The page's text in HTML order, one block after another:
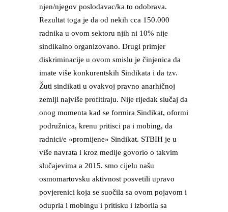
njen/njegov poslodavac/ka to odobrava.
Rezultat toga je da od nekih cca 150.000
radnika u ovom sektoru njih ni 10% nije
sindikalno organizovano. Drugi primjer
diskriminacije u ovom smislu je činjenica da
imate više konkurentskih Sindikata i da tzv.
Žuti sindikati u ovakvoj pravno anarhičnoj
zemlji najviše profitiraju. Nije rijedak slučaj da
onog momenta kad se formira Sindikat, oformi
podružnica, krenu pritisci pa i mobing, da
radnici/e «promijene» Sindikat. STBIH je u
više navrata i kroz medije govorio o takvim
slučajevima a 2015. smo cijelu našu
osmomartovsku aktivnost posvetili upravo
povjerenici koja se suočila sa ovom pojavom i
oduprla i mobingu i pritisku i izborila sa